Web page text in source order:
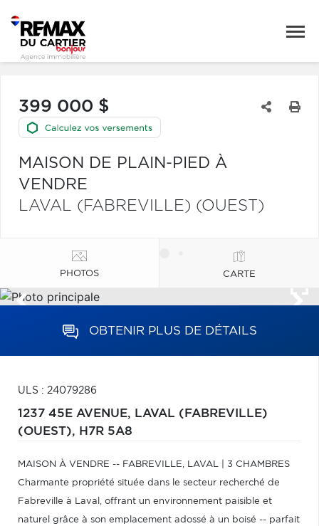
399 000 $
MAISON DE PLAIN-PIED À
VENDRE
LAVAL (FABREVILLE) (OUEST)
PHOTOS CARTE
OBTENIR PLUS DE DÉTAILS
ULS : 24079286
1237 45E AVENUE, LAVAL (FABREVILLE)
(OUEST), H7R 5A8
MAISON À VENDRE -- FABREVILLE, LAVAL | 3 CHAMBRES
Charmante propriété située dans le secteur recherché de
Fabreville à Laval, offrant un environnement paisible et
naturel grâce à son emplacement adossé à un boisé -- parfait